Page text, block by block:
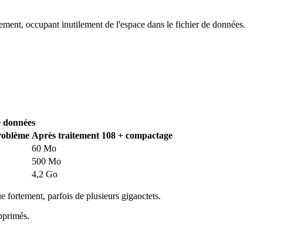
occupant inutilement de l'espace dans le fichier de données.
Après traitement 108 + compactage
60 Mo
500 Mo
4,2 Go
fortement, parfois de plusieurs gigaoctets.